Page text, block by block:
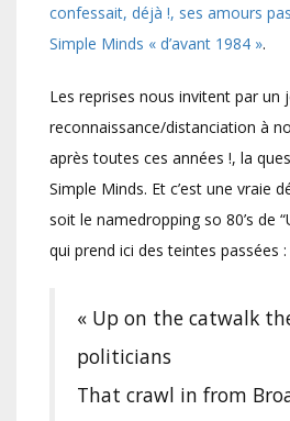
confessait, déjà !, ses amours
Simple Minds « d’avant 1984 ».
Les reprises nous invitent par un
reconnaissance/distanciation à
après toutes ces années !, la
Simple Minds. Et c’est une vraie
soit le namedropping so 80’s de
qui prend ici des teintes passées :
« Up on the catwalk
politicians
That crawl in from